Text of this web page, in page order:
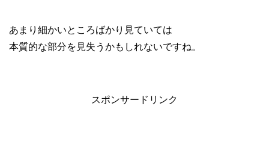
あまり細かいところばかり見ていては
本質的な部分を見失うかもしれないですね。
スポンサードリンク